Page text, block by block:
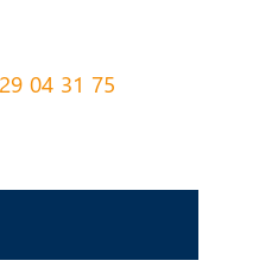
04 31 75